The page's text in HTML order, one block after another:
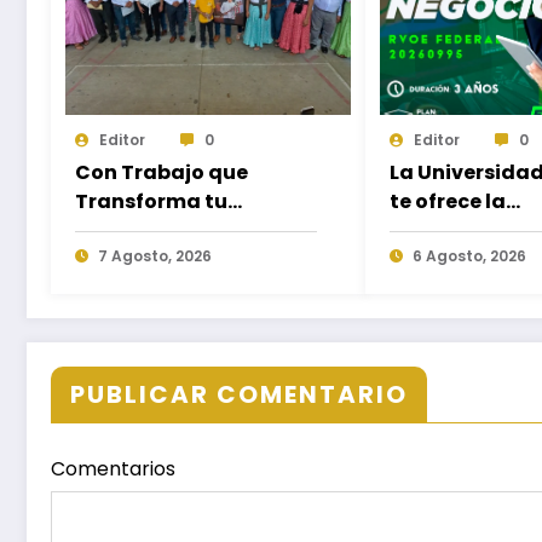
Editor 0
Con Trabajo que
Transforma tu
Municipio, Salomón
Jara impulsa el
Minas
7 Agosto, 2026
Editor 0
La Universidad
te ofrece la
oportunidad
estudiar
Campus
Puerto
Ixtepec y en la
Juchitán.
6 Agosto, 2026
PUBLICAR COMENTARIO
Comentarios